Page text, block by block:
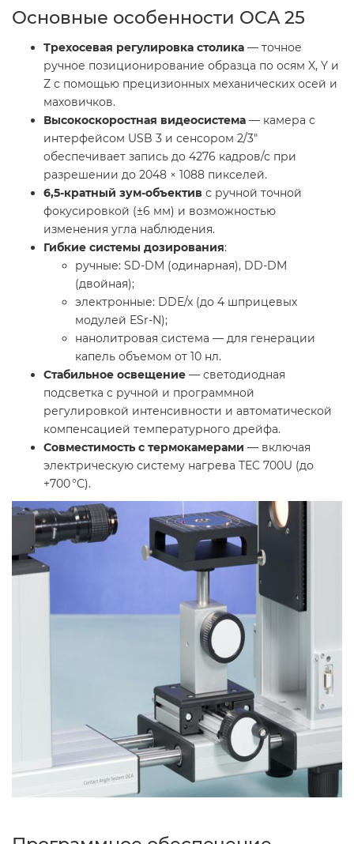
Основные особенности OCA 25
Трехосевая регулировка столика — точное
ручное позиционирование образца по осям X, Y и
Z с помощью прецизионных механических осей и
маховичков.
Высокоскоростная видеосистема — камера с
интерфейсом USB 3 и сенсором 2/3″
обеспечивает запись до 4276 кадров/с при
разрешении до 2048 × 1088 пикселей.
6,5-кратный зум-объектив с ручной точной
фокусировкой (±6 мм) и возможностью
изменения угла наблюдения.
Гибкие системы дозирования:
ручные: SD-DM (одинарная), DD-DM
(двойная);
электронные: DDE/x (до 4 шприцевых
модулей ESr-N);
нанолитровая система — для генерации
капель объемом от 10 нл.
Стабильное освещение — светодиодная
подсветка с ручной и программной
регулировкой интенсивности и автоматической
компенсацией температурного дрейфа.
Совместимость с термокамерами — включая
электрическую систему нагрева TEC 700U (до
+700 °C).